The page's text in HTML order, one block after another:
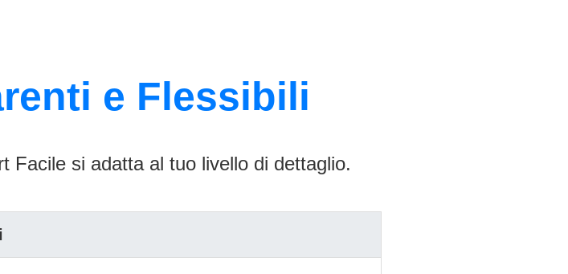
e Flessibili
Facile si adatta al tuo livello di dettaglio.